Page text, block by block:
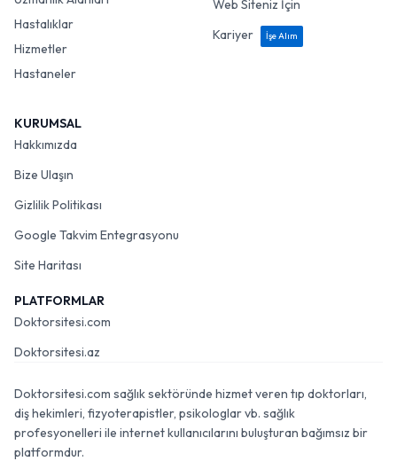
Uzmanlık Alanları
Hastalıklar
Hizmetler
Hastaneler
Web Siteniz İçin
Kariyer
İşe Alım
KURUMSAL
Hakkımızda
Bize Ulaşın
Gizlilik Politikası
Google Takvim Entegrasyonu
Site Haritası
PLATFORMLAR
Doktorsitesi.com
Doktorsitesi.az
Doktorsitesi.com sağlık sektöründe hizmet veren tıp doktorları,
diş hekimleri, fizyoterapistler, psikologlar vb. sağlık
profesyonelleri ile internet kullanıcılarını buluşturan bağımsız bir
platformdur.